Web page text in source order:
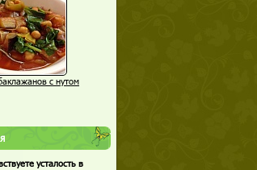
с нутом
усталость в